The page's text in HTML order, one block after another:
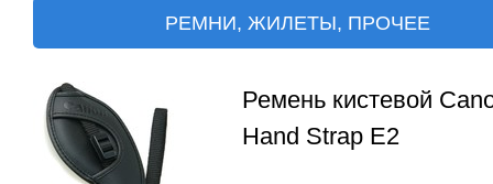
РЕМНИ, ЖИЛЕТЫ, ПРОЧЕЕ
Ремень кистевой
Hand Strap E2